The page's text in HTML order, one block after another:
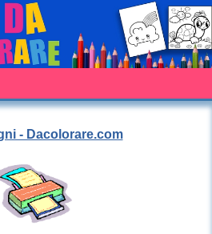
- Dacolorare.com